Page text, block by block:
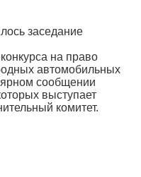
заседание
на право
автомобильных
сообщении
выступает
комитет.